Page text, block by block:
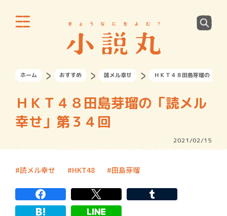
ホーム おすすめ 読メル幸せ ＨＫＴ４８田島芽瑠の「読
ＨＫＴ４８田島芽瑠の「読メル
幸せ」第３４回
2021/02/15
読メル幸せ HKT48 田島芽瑠